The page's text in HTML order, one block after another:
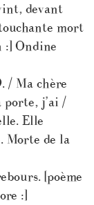
devant
mort
:] Ondine
/ Ma chère
porte, j’ai /
Elle
Morte de la
[poème
:]